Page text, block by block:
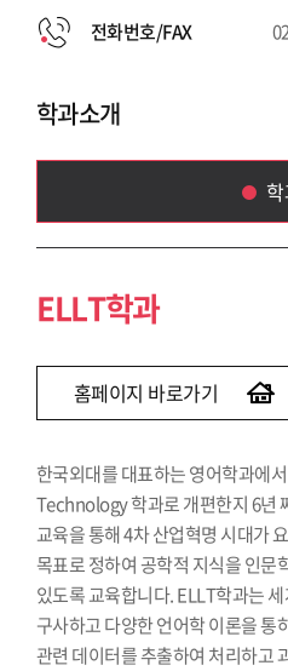
전화번호/FAX
학과소개
ELLT학과
홈페이지 바로가기
한국외대를 대표하는 영어학과에
Technology 학과로 개편한지 6년
교육을 통해 4차 산업혁명 시대가
목표로 정하여 공학적 지식을 인문
있도록 교육합니다. ELLT학과는
구사하고 다양한 언어학 이론을 통
관련 데이터를 추출하여 처리하고